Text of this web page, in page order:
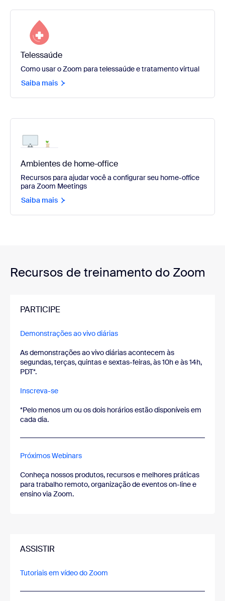
Telessaúde
Como usar o Zoom para telessaúde e tratamento virtual
Saiba mais
Ambientes de home-office
Recursos para ajudar você a configurar seu home-office
para Zoom Meetings
Saiba mais
Recursos de treinamento do Zoom
PARTICIPE
Demonstrações ao vivo diárias
As demonstrações ao vivo diárias acontecem às
segundas, terças, quintas e sextas-feiras, às 10h e às 14h,
PDT*.
Inscreva-se
*Pelo menos um ou os dois horários estão disponíveis em
cada dia.
Próximos Webinars
Conheça nossos produtos, recursos e melhores práticas
para trabalho remoto, organização de eventos on-line e
ensino via Zoom.
ASSISTIR
Tutoriais em vídeo do Zoom